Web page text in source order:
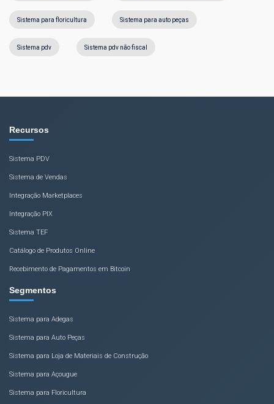
Sistema para floricultura Sistema para auto peças
Sistema pdv Sistema pdv não fiscal
Recursos
Sistema PDV
Sistema de Vendas
Integração Marketplaces
Integração PIX
Sistema TEF
Catálogo de Produtos Online
Recebimento de Pagamentos em Bitcoin
Segmentos
Sistema para Adegas
Sistema para Auto Peças
Sistema para Loja de Materiais de Construção
Sistema para Açougue
Sistema para Floricultura